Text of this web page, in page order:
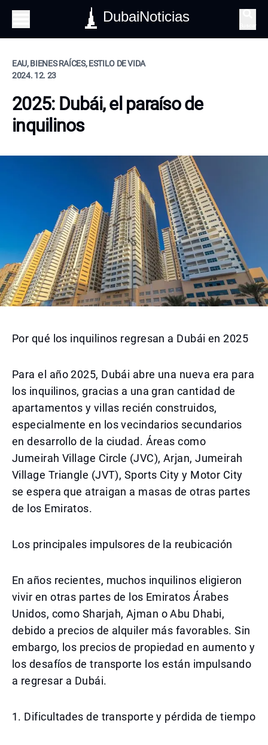
DubaiNoticias
EAU, BIENES RAÍCES, ESTILO DE VIDA
2024. 12. 23
2025: Dubái, el paraíso de
inquilinos
Por qué los inquilinos regresan a Dubái en 2025
Para el año 2025, Dubái abre una nueva era para
los inquilinos, gracias a una gran cantidad de
apartamentos y villas recién construidos,
especialmente en los vecindarios secundarios
en desarrollo de la ciudad. Áreas como
Jumeirah Village Circle (JVC), Arjan, Jumeirah
Village Triangle (JVT), Sports City y Motor City
se espera que atraigan a masas de otras partes
de los Emiratos.
Los principales impulsores de la reubicación
En años recientes, muchos inquilinos eligieron
vivir en otras partes de los Emiratos Árabes
Unidos, como Sharjah, Ajman o Abu Dhabi,
debido a precios de alquiler más favorables. Sin
embargo, los precios de propiedad en aumento y
los desafíos de transporte los están impulsando
a regresar a Dubái.
1. Dificultades de transporte y pérdida de tiempo